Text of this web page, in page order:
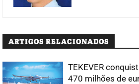
ARTIGOS RELACIONADOS
TEKEVER
470 milhões de